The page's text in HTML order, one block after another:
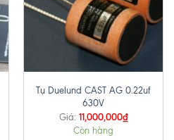
Tụ Duelund CAST AG 0.22uf
630V
Giá: 11,000,000₫
Còn hàng